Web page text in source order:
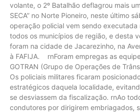
volante, o 2º Batalhão deflagrou mais
SECA” no Norte Pioneiro, neste último
operação policial vem sendo executada
todos os municípios de região, e desta
foram na cidade de Jacarezinho, na
à FAFIJA. rnForam empregas as
GOTRAN (Grupo de Operações de
Os policiais militares ficaram
estratégicos daquela localidade,
se desviassem da fiscalização. rnAo
condutores por dirigirem embriagados,